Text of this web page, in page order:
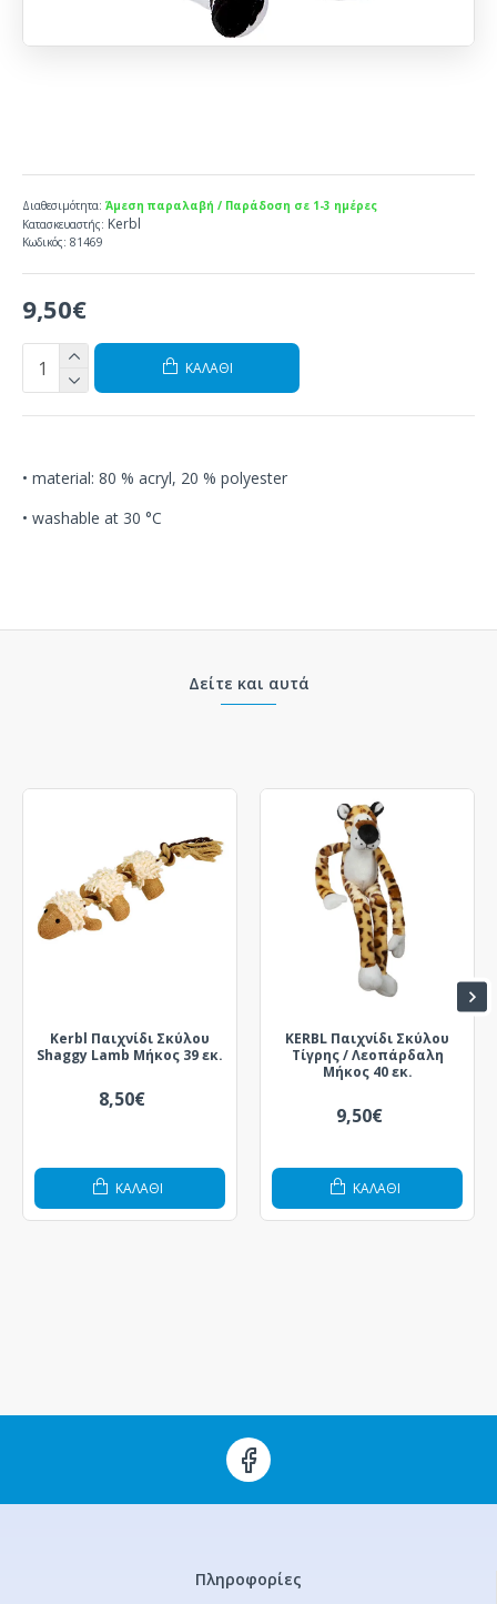
9,50€
Διαθεσιμότητα: Άμεση παραλαβή / Παράδοση σε 1-3 ημέρες
Κατασκευαστής: Kerbl
Κωδικός: 81469
ΚΑΛΆΘΙ
• material: 80 % acryl, 20 % polyester
• washable at 30 °C
Δείτε και αυτά
Kerbl Παιχνίδι Σκύλου
Shaggy Lamb Μήκος 39 εκ.
8,50€
ΚΑΛΆΘΙ
KERBL Παιχνίδι Σκύλου
Τίγρης / Λεοπάρδαλη
Μήκος 40 εκ.
9,50€
ΚΑΛΆΘΙ
Πληροφορίες